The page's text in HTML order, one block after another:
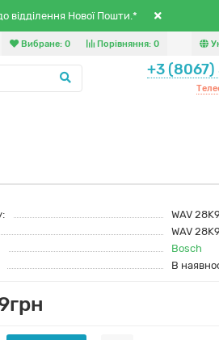
відділення Нової Пошти.*
Порівняння: 0
Вибране: 0
+3
WAV
WAV
Bosch
В